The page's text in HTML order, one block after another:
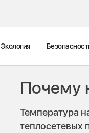
Экология
Почему
Температура
теплосетевых